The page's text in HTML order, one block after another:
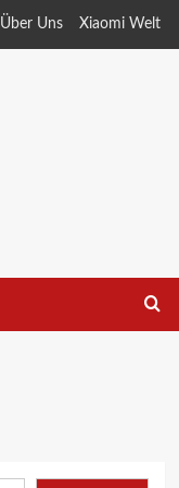
Über Uns Xiaomi Welt